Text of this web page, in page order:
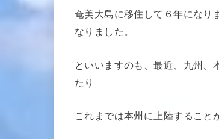
奄美大島に移住して６年になり
なりました。
といいますのも、最近、九州、
たり
これまでは本州に上陸すること